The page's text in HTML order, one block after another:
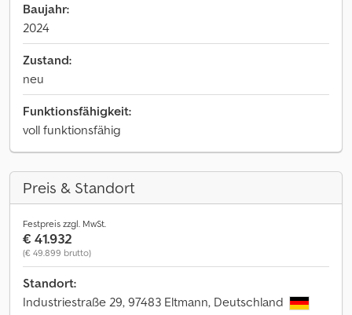
Baujahr:
2024
Zustand:
neu
Funktionsfähigkeit:
voll funktionsfähig
Preis & Standort
Festpreis zzgl. MwSt.
€ 41.932
(€ 49.899 brutto)
Standort:
Industriestraße 29, 97483 Eltmann, Deutschland